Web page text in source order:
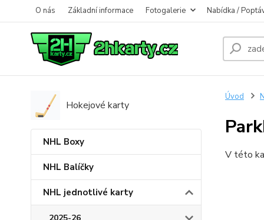
O nás Základní informace Fotogalerie Nabídka /
Hokejové karty
NHL Boxy
NHL Balíčky
NHL jednotlivé karty
Úvod
V této